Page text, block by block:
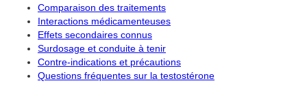
Comparaison des traitements
Interactions médicamenteuses
Effets secondaires connus
Surdosage et conduite à tenir
Contre-indications et précautions
Questions fréquentes sur la testostérone